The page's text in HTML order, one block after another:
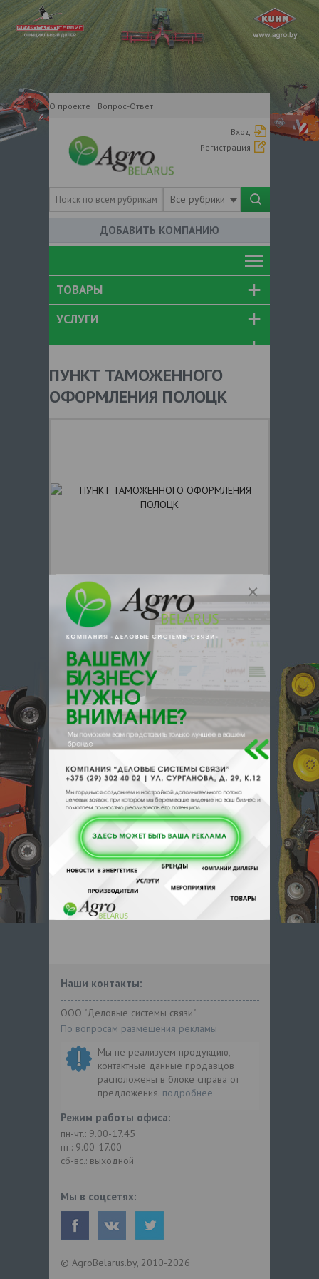
О проекте Вопрос-Ответ
Вход
Регистрация
Все рубрики
ДОБАВИТЬ КОМПАНИЮ
ТОВАРЫ
УСЛУГИ
ПУНКТ ТАМОЖЕННОГО
ОФОРМЛЕНИЯ ПОЛОЦК
+ 375Показать телефоны
e-mail:a:2:{s:5:"VALUE";a:0:
{}s:11:"DESCRIPTION";a:0:{}}
211400, , , , Полоцк, ж/д ст Полоцк
Отзывы Еще
Отзывы
Чтобы оставить комментарий или
выставить рейтинг, нужноВойти
Зарегистрироваться
Наши контакты:
ООО "Деловые системы связи"
По вопросам размещения рекламы
Мы не реализуем продукцию,
контактные данные продавцов
расположены в блоке справа от
предложения. подробнее
Режим работы офиса:
пн-чт.: 9.00-17.45
пт.: 9.00-17.00
сб-вс.: выходной
Мы в соцсетях:
© AgroBelarus.by, 2010-2026